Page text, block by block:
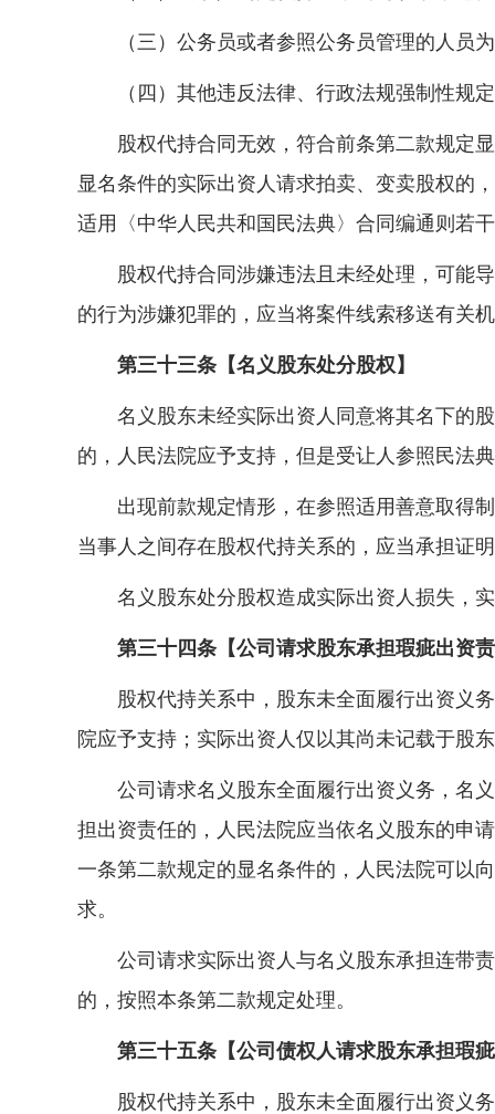
（三）公务员或者参照公务员管理的人员为
（四）其他违反法律、行政法规强制性规定
股权代持合同无效，符合前条第二款规定显
显名条件的实际出资人请求拍卖、变卖股权的
适用〈中华人民共和国民法典〉合同编通则若
股权代持合同涉嫌违法且未经处理，可能导
的行为涉嫌犯罪的，应当将案件线索移送有关
第三十三条【名义股东处分股权】
名义股东未经实际出资人同意将其名下的股
的，人民法院应予支持，但是受让人参照民法
出现前款规定情形，在参照适用善意取得制
当事人之间存在股权代持关系的，应当承担证
名义股东处分股权造成实际出资人损失，实
第三十四条【公司请求股东承担瑕疵出资
股权代持关系中，股东未全面履行出资义务
院应予支持；实际出资人仅以其尚未记载于股
公司请求名义股东全面履行出资义务，名义
担出资责任的，人民法院应当依名义股东的申
一条第二款规定的显名条件的，人民法院可以
求。
公司请求实际出资人与名义股东承担连带责
的，按照本条第二款规定处理。
第三十五条【公司债权人请求股东承担瑕疵
股权代持关系中，股东未全面履行出资义务